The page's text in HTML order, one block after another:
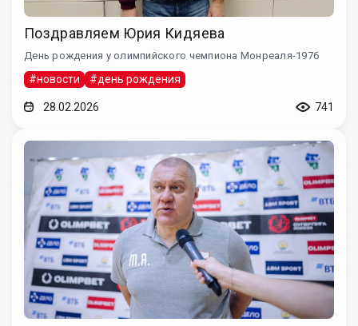
Поздравляем Юрия Кидяева
День рождения у олимпийского чемпиона Монреаля-1976
#новости #день рождения
28.02.2026 741